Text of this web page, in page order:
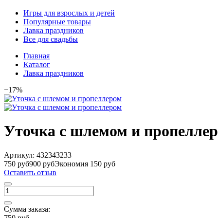
Игры для взрослых и детей
Популярные товары
Лавка праздников
Все для свадьбы
Главная
Каталог
Лавка праздников
−17%
Уточка с шлемом и
Артикул: 432343233
750 руб900 рубЭкономия 150 руб
Оставить отзыв
Сумма заказа: